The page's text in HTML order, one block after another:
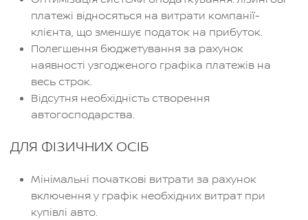
платежі відносяться на витрати компанії-
клієнта, що зменшує податок на прибуток.
Полегшення бюджетування за рахунок
наявності узгодженого графіка платежів на
весь строк.
Відсутня необхідність створення
автогосподарства.
ДЛЯ ФІЗИЧНИХ ОСІБ
Мінімальні початкові витрати за рахунок
включення у графік необхідних витрат при
купівлі авто.